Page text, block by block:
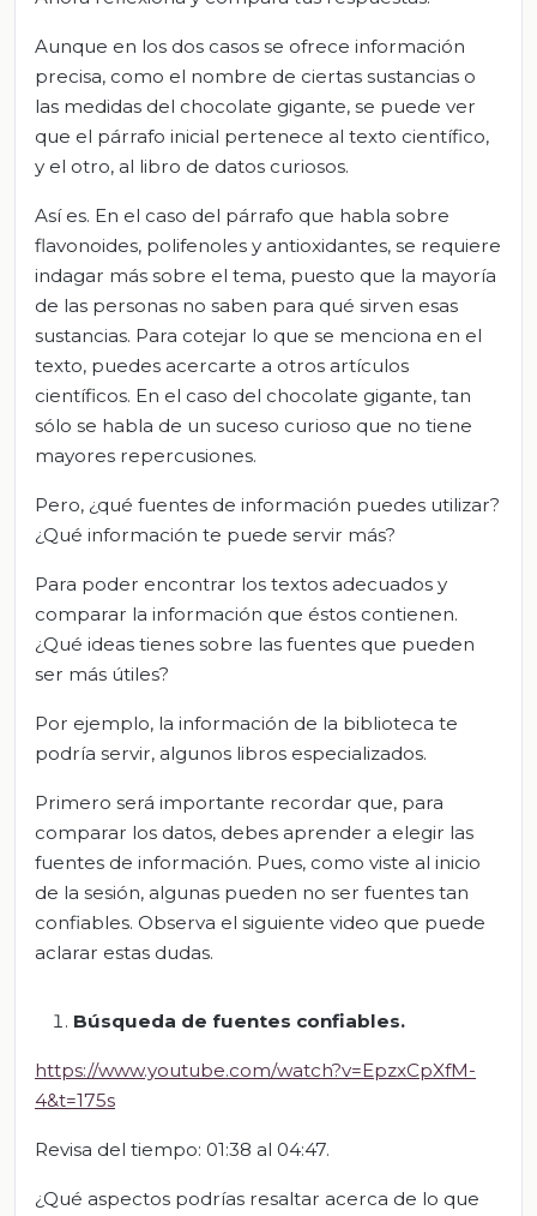
Aunque en los dos casos se ofrece información
precisa, como el nombre de ciertas sustancias o
las medidas del chocolate gigante, se puede ver
que el párrafo inicial pertenece al texto científico,
y el otro, al libro de datos curiosos.
Así es. En el caso del párrafo que habla sobre
flavonoides, polifenoles y antioxidantes, se requiere
indagar más sobre el tema, puesto que la mayoría
de las personas no saben para qué sirven esas
sustancias. Para cotejar lo que se menciona en el
texto, puedes acercarte a otros artículos
científicos. En el caso del chocolate gigante, tan
sólo se habla de un suceso curioso que no tiene
mayores repercusiones.
Pero, ¿qué fuentes de información puedes utilizar?
¿Qué información te puede servir más?
Para poder encontrar los textos adecuados y
comparar la información que éstos contienen.
¿Qué ideas tienes sobre las fuentes que pueden
ser más útiles?
Por ejemplo, la información de la biblioteca te
podría servir, algunos libros especializados.
Primero será importante recordar que, para
comparar los datos, debes aprender a elegir las
fuentes de información. Pues, como viste al inicio
de la sesión, algunas pueden no ser fuentes tan
confiables. Observa el siguiente video que puede
aclarar estas dudas.
Búsqueda de fuentes confiables.
https://www.youtube.com/watch?v=EpzxCpXfM-
4&t=175s
Revisa del tiempo: 01:38 al 04:47.
¿Qué aspectos podrías resaltar acerca de lo que